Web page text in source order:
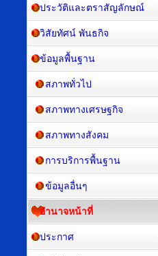
ประวัติและตราสัญลักษณ์
วิสัยทัศน์ พันธกิจ
ข้อมูลพื้นฐาน
สภาพทั่วไป
สภาพทางเศรษฐกิจ
สภาพทางสังคม
การบริการพื้นฐาน
ข้อมูลอื่นๆ
อำนาจหน้าที่
ประกาศ